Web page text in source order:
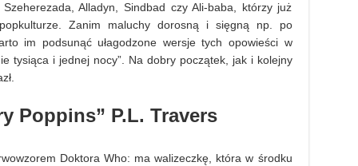
Alladyn, Sindbad czy Ali-baba, którzy już
Zanim maluchy dorosną i sięgną np. po
im podsunąć ułagodzone wersje tych opowieści w
tysiąca i jednej nocy”. Na dobry początek, jak i kolejny
Poppins” P.L. Travers
Doktora Who: ma walizeczkę, która w środku